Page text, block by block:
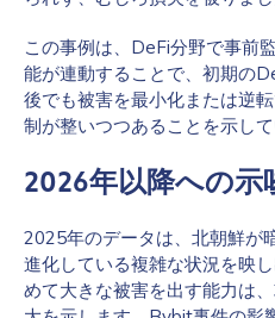
この事例は、DeFi分野で事前
能が連動することで、初期の
後でも被害を最小化または逆
制が整いつつあることを示して
2026年以降への示
2025年のデータは、北朝鮮が
進化している複雑な状況を映
めて大きな被害を出す能力は